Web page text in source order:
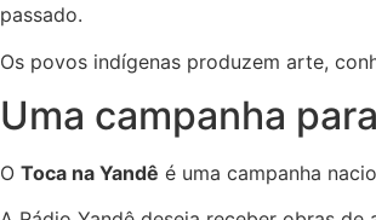
passado.
Os povos indígenas produzem arte,
Uma campanha
O Toca na Yandê é uma campanha